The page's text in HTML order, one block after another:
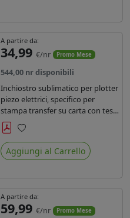
A partire da:
34,99 €/nr Promo Mese
544,00 nr disponibili
Inchiostro sublimatico per plotter
piezo elettrici, specifico per
stampa transfer su carta con teste
Epson EPS3200, 5113, dx4 e dx5.
Ecologico, conforme alla
normativa Reach e Oeko-Tex.
Preferiti
Aggiungi al Carrello
A partire da:
59,99 €/nr Promo Mese